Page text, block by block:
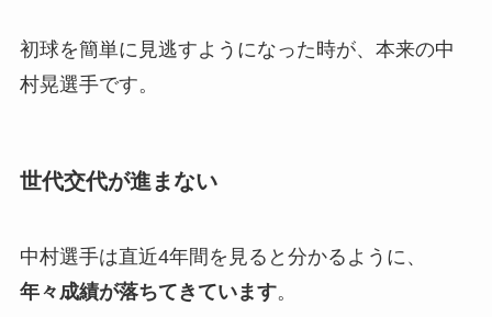
初球を簡単に見逃すようになった時が、本来の中
村晃選手です。
世代交代が進まない
中村選手は直近4年間を見ると分かるように、
年々成績が落ちてきています。